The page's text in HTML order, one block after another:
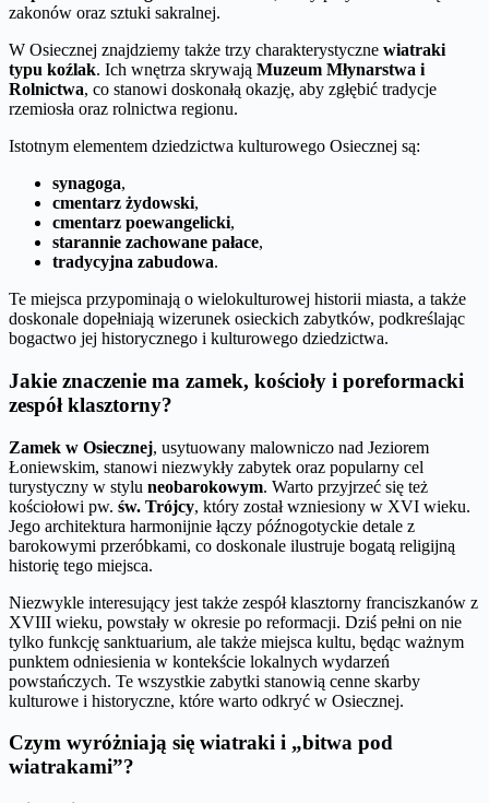
zakonów oraz sztuki sakralnej.
W Osiecznej znajdziemy także trzy charakterystyczne wiatraki
typu koźlak. Ich wnętrza skrywają Muzeum Młynarstwa i
Rolnictwa, co stanowi doskonałą okazję, aby zgłębić tradycje
rzemiosła oraz rolnictwa regionu.
Istotnym elementem dziedzictwa kulturowego Osiecznej są:
synagoga,
cmentarz żydowski,
cmentarz poewangelicki,
starannie zachowane pałace,
tradycyjna zabudowa.
Te miejsca przypominają o wielokulturowej historii miasta, a także
doskonale dopełniają wizerunek osieckich zabytków, podkreślając
bogactwo jej historycznego i kulturowego dziedzictwa.
Jakie znaczenie ma zamek, kościoły i poreformacki
zespół klasztorny?
Zamek w Osiecznej, usytuowany malowniczo nad Jeziorem
Łoniewskim, stanowi niezwykły zabytek oraz popularny cel
turystyczny w stylu neobarokowym. Warto przyjrzeć się też
kościołowi pw. św. Trójcy, który został wzniesiony w XVI wieku.
Jego architektura harmonijnie łączy późnogotyckie detale z
barokowymi przeróbkami, co doskonale ilustruje bogatą religijną
historię tego miejsca.
Niezwykle interesujący jest także zespół klasztorny franciszkanów z
XVIII wieku, powstały w okresie po reformacji. Dziś pełni on nie
tylko funkcję sanktuarium, ale także miejsca kultu, będąc ważnym
punktem odniesienia w kontekście lokalnych wydarzeń
powstańczych. Te wszystkie zabytki stanowią cenne skarby
kulturowe i historyczne, które warto odkryć w Osiecznej.
Czym wyróżniają się wiatraki i „bitwa pod
wiatrakami”?